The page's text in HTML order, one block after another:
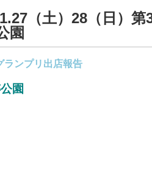
（土）28（日）第
園
ランプリ 出店報告
園